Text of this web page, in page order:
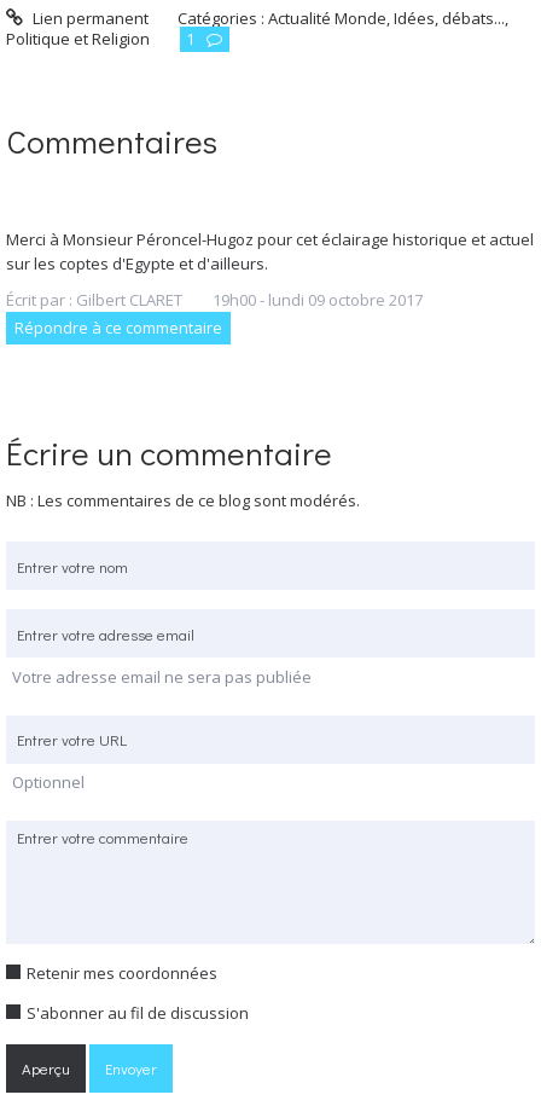
Lien permanent Catégories :Actualité Monde,Idées, débats...,
Politique et Religion
1
Commentaires
Merci à Monsieur Péroncel-Hugoz pour cet éclairage historique et actuel
sur les coptes d'Egypte et d'ailleurs.
Écrit par : Gilbert CLARET 19h00- lundi 09 octobre 2017
Répondre à ce commentaire
Écrire un commentaire
NB : Les commentaires de ce blog sont modérés.
Votre adresse email ne sera pas publiée
Optionnel
Retenir mes coordonnées
S'abonner au fil de discussion